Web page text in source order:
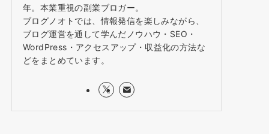
年。本業重視の副業ブロガー。
ブログノオトでは、情報発信を楽しみながら、
ブログ運営を通して学んだノウハウ・SEO・
WordPress・アクセスアップ・収益化の方法な
どをまとめています。